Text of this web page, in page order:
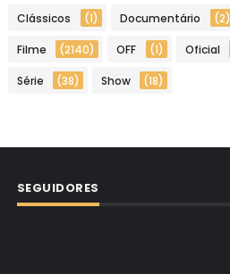
Clássicos (1) Documentário (2)
Filme (2140) OFF (1) Oficial
Série (38) Show (18)
SEGUIDORES